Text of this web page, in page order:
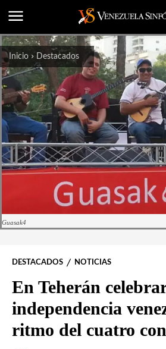
Inicio Destacados
Guasak4
DESTACADOS NOTICIAS
En Teherán
independencia
ritmo del cuatro